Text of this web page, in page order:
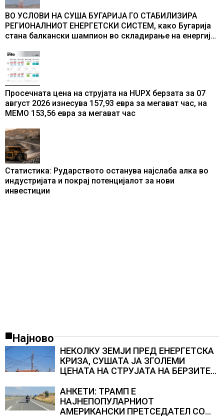
ВО УСЛОВИ НА СУША БУГАРИЈА ГО СТАБИЛИЗИРА
РЕГИОНАЛНИОТ ЕНЕРГЕТСКИ СИСТЕМ, како Бугарија
стана балкански шампион во складирање на енергија
Просечната цена на струјата на HUPX берзата за 07
август 2026 изнесува 157,93 евра за мегават час, на
МЕМО 153,56 евра за мегават час
Статистика: Рударството останува најслаба алка во
индустријата и покрај потенцијалот за нови
инвестиции
Најново
НЕКОЛКУ ЗЕМЈИ ПРЕД ЕНЕРГЕТСКА
КРИЗА, СУШАТА ЈА ЗГОЛЕМИ
ЦЕНАТА НА СТРУЈАТА НА БЕРЗИТЕ
АНКЕТИ: ТРАМП Е
НАЈНЕПОПУЛАРНИОТ
АМЕРИКАНСКИ ПРЕТСЕДАТЕЛ СО